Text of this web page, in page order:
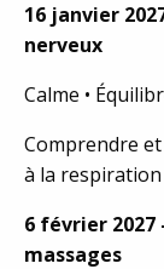
16 janvier
nerveux
Calme •
Comprendre
à la
6 février 2027
massages